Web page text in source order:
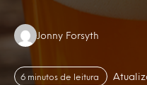
Authors:
Jonny Forsyth
6 minutos de leitura